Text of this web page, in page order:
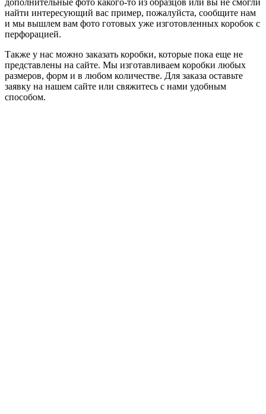
найти интересующий вас пример, пожалуйста, сообщите нам
и мы вышлем вам фото готовых уже изготовленных коробок с
перфорацией.
Также у нас можно заказать коробки, которые пока еще не
представлены на сайте. Мы изготавливаем коробки любых
размеров, форм и в любом количестве. Для заказа оставьте
заявку на нашем сайте или свяжитесь с нами удобным
способом.